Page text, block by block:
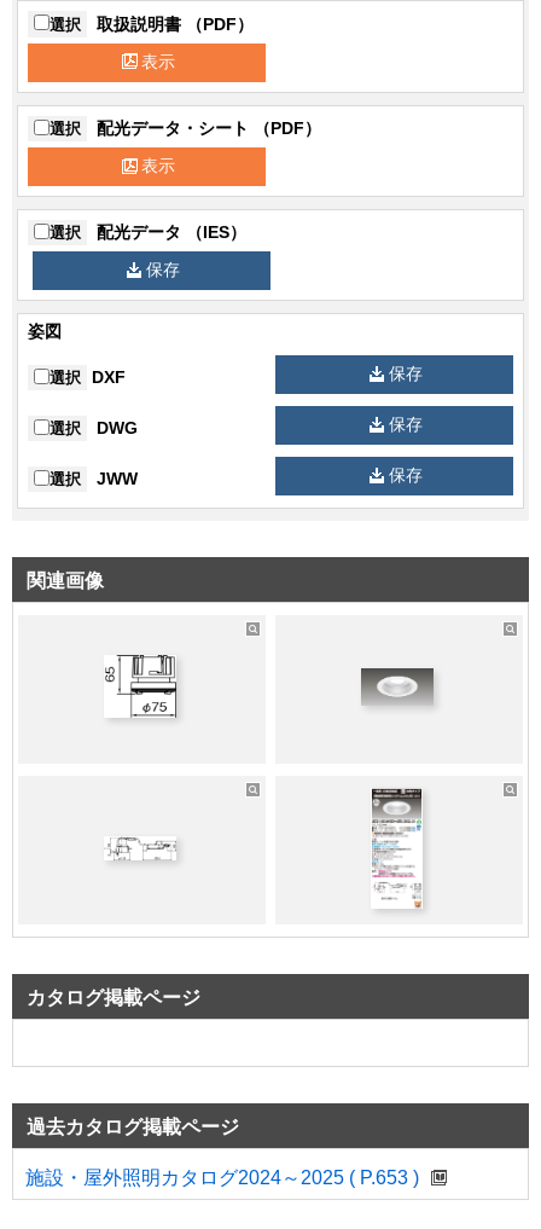
消費効率
135.5lm/W(100V) 138.7lm/W(200V)
138.7lm/W(242V)
保護等級 保護等級：IP20
プ
中角タイプ
周波数 50/60Hz
付加機能
SL端子台/送り端子台付
調光タイプ
選択 取扱説明書 （PDF）
表示
選択 配光データ・シート （PDF）
表示
選択 配光データ （IES）
保存
姿図
選択 DXF 保存
選択 DWG 保存
選択 JWW 保存
関連画像
カタログ掲載ページ
過去カタログ掲載ページ
施設・屋外照明カタログ2024～2025 ( P.653 )